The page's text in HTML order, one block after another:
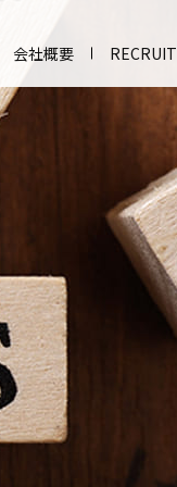
会社概要 RECRUIT